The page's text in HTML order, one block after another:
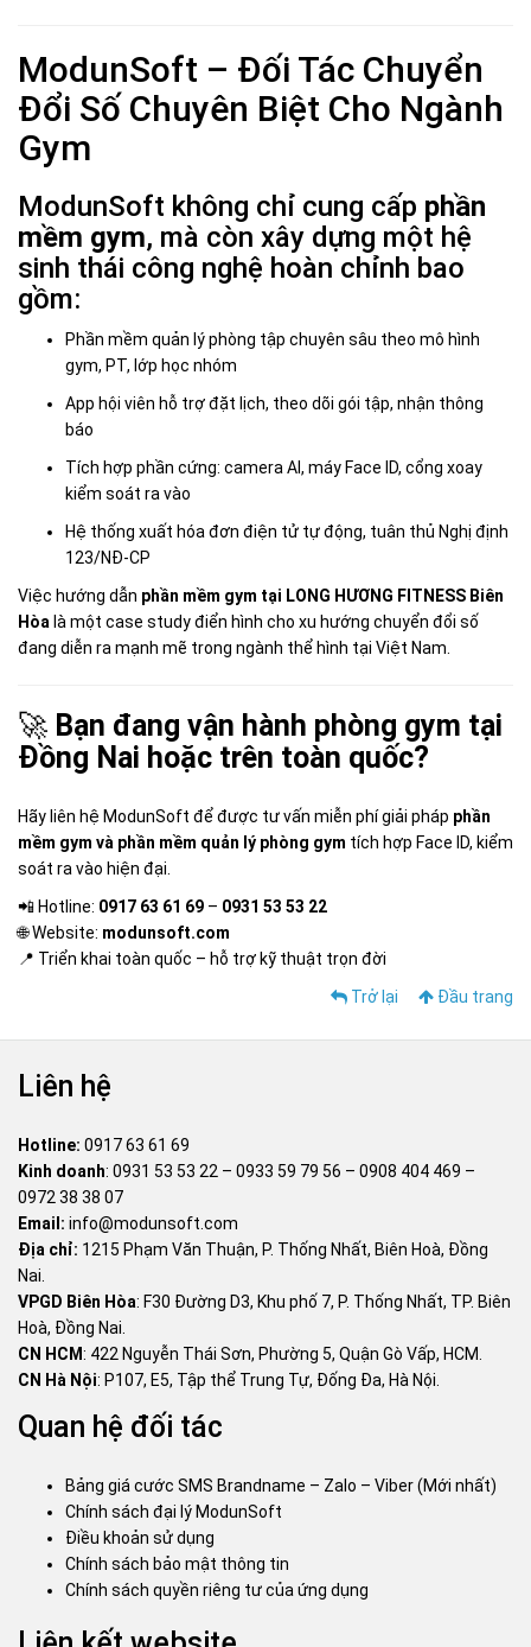
ModunSoft – Đối Tác Chuyển
Đổi Số Chuyên Biệt Cho Ngành
Gym
ModunSoft không chỉ cung cấp phần
mềm gym, mà còn xây dựng một hệ
sinh thái công nghệ hoàn chỉnh bao
gồm:
Phần mềm quản lý phòng tập chuyên sâu theo mô hình
gym, PT, lớp học nhóm
App hội viên hỗ trợ đặt lịch, theo dõi gói tập, nhận thông
báo
Tích hợp phần cứng: camera AI, máy Face ID, cổng xoay
kiểm soát ra vào
Hệ thống xuất hóa đơn điện tử tự động, tuân thủ Nghị định
123/NĐ-CP
Việc hướng dẫn phần mềm gym tại LONG HƯƠNG FITNESS Biên
Hòa là một case study điển hình cho xu hướng chuyển đổi số
đang diễn ra mạnh mẽ trong ngành thể hình tại Việt Nam.
🚀 Bạn đang vận hành phòng gym tại
Đồng Nai hoặc trên toàn quốc?
Hãy liên hệ ModunSoft để được tư vấn miễn phí giải pháp phần
mềm gym và phần mềm quản lý phòng gym tích hợp Face ID, kiểm
soát ra vào hiện đại.
📲 Hotline: 0917 63 61 69 – 0931 53 53 22
🌐 Website: modunsoft.com
📍 Triển khai toàn quốc – hỗ trợ kỹ thuật trọn đời
Trở lại
Đầu trang
Liên hệ
Hotline: 0917 63 61 69
Kinh doanh: 0931 53 53 22 – 0933 59 79 56 – 0908 404 469 –
0972 38 38 07
Email: info@modunsoft.com
Địa chỉ: 1215 Phạm Văn Thuận, P. Thống Nhất, Biên Hoà, Đồng
Nai.
VPGD Biên Hòa: F30 Đường D3, Khu phố 7, P. Thống Nhất, TP. Biên
Hoà, Đồng Nai.
CN HCM: 422 Nguyễn Thái Sơn, Phường 5, Quận Gò Vấp, HCM.
CN Hà Nội: P107, E5, Tập thể Trung Tự, Đống Đa, Hà Nội.
Quan hệ đối tác
Bảng giá cước SMS Brandname – Zalo – Viber (Mới nhất)
Chính sách đại lý ModunSoft
Điều khoản sử dụng
Chính sách bảo mật thông tin
Chính sách quyền riêng tư của ứng dụng